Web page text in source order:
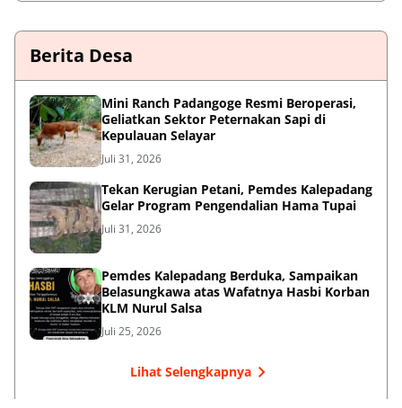
Berita Desa
‎Mini Ranch Padangoge Resmi Beroperasi,
Geliatkan Sektor Peternakan Sapi di
Kepulauan Selayar ‎
Juli 31, 2026
Tekan Kerugian Petani, Pemdes Kalepadang
Gelar Program Pengendalian Hama Tupai
Juli 31, 2026
Pemdes Kalepadang Berduka, Sampaikan
Belasungkawa atas Wafatnya Hasbi Korban
KLM Nurul Salsa
Juli 25, 2026
Lihat Selengkapnya